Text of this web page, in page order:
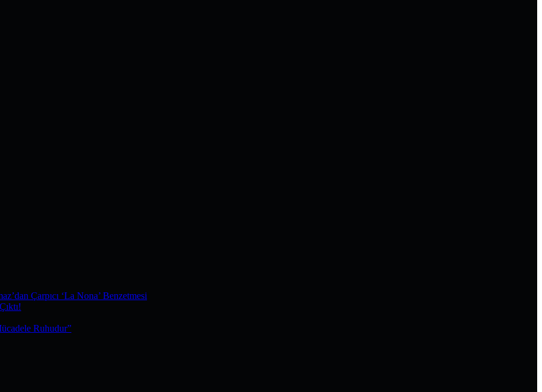
Çarpıcı ‘La Nona’ Benzetmesi
Ruhudur”